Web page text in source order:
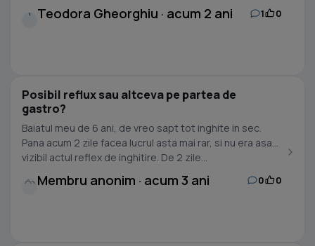
T Teodora Gheorghiu · acum 2 ani 1 0
Posibil reflux sau altceva pe partea de
gastro?
Baiatul meu de 6 ani, de vreo sapt tot inghite in sec.
Pana acum 2 zile facea lucrul asta mai rar, si nu era asa
vizibil actul reflex de inghitire. De 2 zile...
Membru anonim · acum 3 ani 0 0